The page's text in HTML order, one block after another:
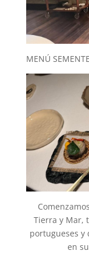
MENÚ
Tierra y Mar,
portugueses y
en